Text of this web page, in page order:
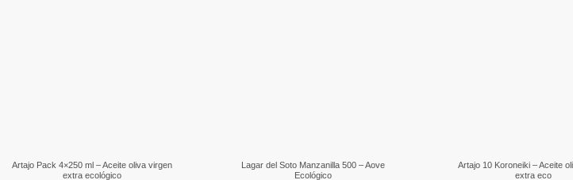
Artajo Pack 4×250 ml – Aceite oliva virgen
extra ecológico
Lagar del Soto Manzanilla 500 – Aove
Ecológico
Artajo 10 Koroneiki – Aceite
extra eco